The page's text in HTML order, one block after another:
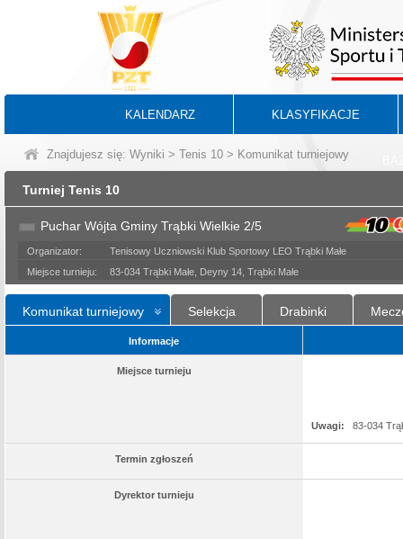
KALENDARZ KLASYFIKACJE
Znajdujesz się: Wyniki > Tenis 10 > Komunikat turniejowy
Turniej Tenis 10
Puchar Wójta Gminy Trąbki Wielkie 2/5
Organizator:
Tenisowy Uczniowski Klub Sportowy LEO Trąbki Małe
Miejsce turnieju:
83-034 Trąbki Małe, Deyny 14, Trąbki Małe
Komunikat turniejowy Selekcja Drabinki
Informacje
Miejsce turnieju
Uwagi: 83-034
Termin zgłoszeń
Dyrektor turnieju